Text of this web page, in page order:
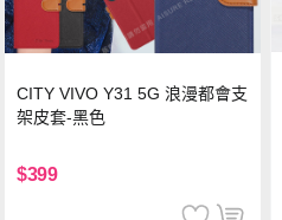
CITY VIVO Y31 5G 浪漫都會支
架皮套-黑色
$399